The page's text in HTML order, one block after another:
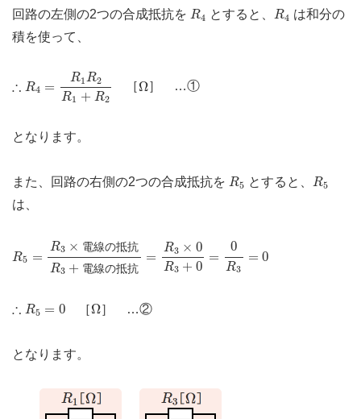
回路の左側の2つの合成抵抗を R4
R4 とすると、 R4
R4
は和分の
積を使って、
∴ R4 =
R1 R2
R1 + R2
R2 R1
［Ω
Ω］ …①
となります。
また、回路の右側の2つの合成抵抗を R5
R5 とすると、 R5
R5
は、
R5 =
R3 × 電線の抵抗
R3 + 電線の抵抗
=
R3 × 0
R3 + 0
3× 電線の抵抗R 電線の抵抗 =R
=
0
R3
R3
= 0
0
∴ R5 = 0
∴ R5 ［Ω
Ω］ …②
となります。